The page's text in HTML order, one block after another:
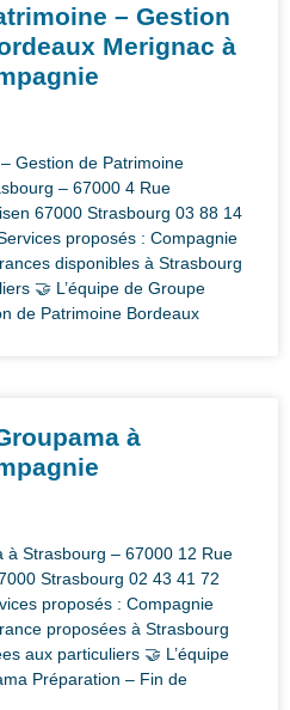
– Gestion
Merignac à
Gestion de Patrimoine
– 67000 4 Rue
67000 Strasbourg 03 88 14
proposés : Compagnie
disponibles à Strasbourg
🤝 L’équipe de Groupe
de Patrimoine Bordeaux
à
à Strasbourg – 67000 12 Rue
Strasbourg 02 43 41 72
proposés : Compagnie
proposées à Strasbourg
aux particuliers 🤝 L’équipe
Préparation – Fin de